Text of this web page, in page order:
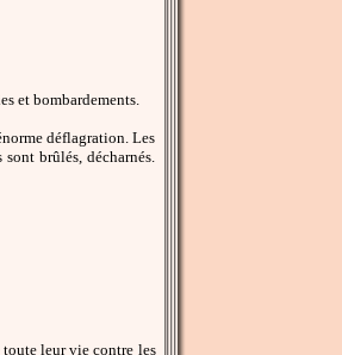
et bombardements.
déflagration. Les
brûlés, décharnés.
toute leur vie contre les